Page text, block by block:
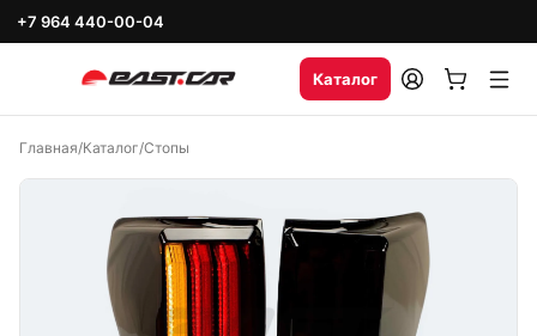
+7 964 440-00-04
Каталог
Главная/Каталог/Стопы